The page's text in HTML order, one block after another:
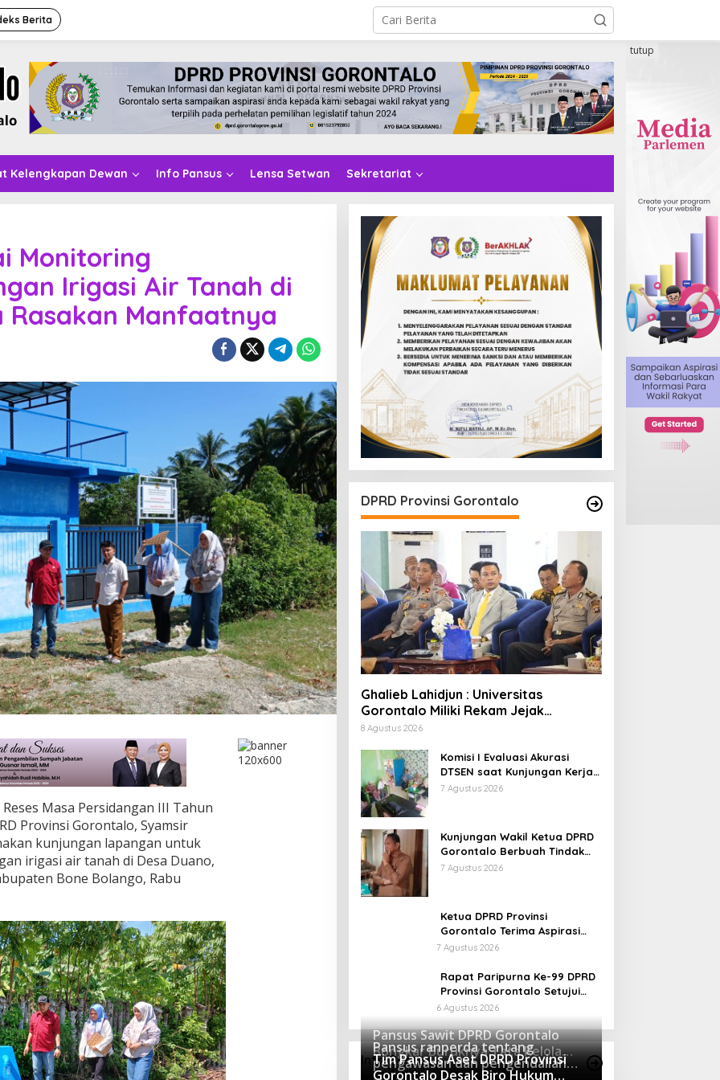
Berita
Kelengkapan Dewan Info Pansus Lensa Setwan Sekretariat
tutup
Monitoring
Irigasi Air Tanah di
Rasakan Manfaatnya
Masa Persidangan III Tahun
Provinsi Gorontalo, Syamsir
kunjungan lapangan untuk
irigasi air tanah di Desa Duano,
Bone Bolango, Rabu
DPRD Provinsi Gorontalo
Ghalieb Lahidjun : Universitas
Gorontalo Miliki Rekam Jejak
Perjuangan yang Teruji
8 Agustus 2026
Komisi I Evaluasi Akurasi
DTSEN saat Kunjungan Kerja
di Desa Batu Hijau
7 Agustus 2026
Kunjungan Wakil Ketua DPRD
Gorontalo Berbuah Tindak
Lanjut Cepat, Dinsos Provinsi
7 Agustus 2026
Ketua DPRD Provinsi
Gorontalo Terima Aspirasi
Terkait Program Tulabolo
Pengawalan Hingga Tuntas
7 Agustus 2026
Rapat Paripurna Ke-99 DPRD
Provinsi Gorontalo Setujui
Perubahan Agenda Masa
Persidangan Ketiga
6 Agustus 2026
Info Pansus
Pansus Sawit DPRD Gorontalo
Bongkar Buruknya Tata Kelola
Koperasi dan Operasi Ilegal
5380 Dilihat
Pansus ranperda tentang
pengawasan dan pengendalian
Tim Pansus Aset DPRD Provinsi
Gorontalo Desak Biro Hukum